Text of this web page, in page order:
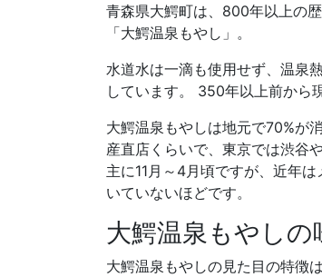
青森県大鰐町は、800年以上の
「大鰐温泉もやし」。
水道水は一滴も使用せず、温泉
しています。 350年以上前から
大鰐温泉もやしは地元で70%が
産直店くらいで、東京では渋谷
主に11月～4月頃ですが、近年
いていないほどです。
大鰐温泉もやし
大鰐温泉もやしの見た目の特徴